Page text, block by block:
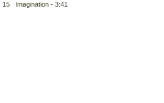
15
Imagination - 3:41